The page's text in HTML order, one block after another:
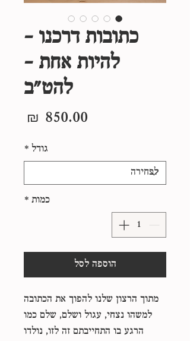
כתובות דרכנו -
להיות אחת -
להט״ב
גודל *
כמות *
הוספה לסל
מתוך הרצון שלנו להפוך את הכתובה
למשהו נצחי, עגול ושלם, שלם כמו
הרגע בו התחייבתם זה לזו, נולדו